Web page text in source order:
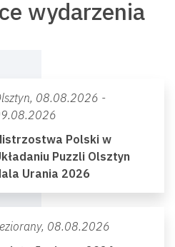
wydarzenia
08.08.2026 -
Polski w
Puzzli Olsztyn
Urania 2026
08.08.2026